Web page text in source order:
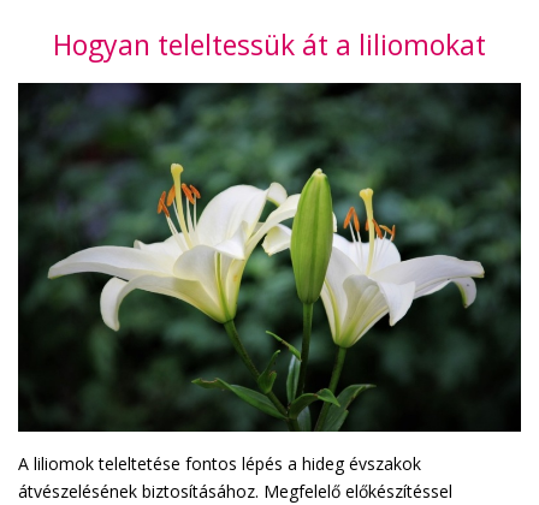
Hogyan teleltessük át a liliomokat
A liliomok teleltetése fontos lépés a hideg évszakok
átvészelésének biztosításához. Megfelelő előkészítéssel